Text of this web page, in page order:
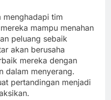
menghadapi tim
mampu menahan
peluang sebaik
akan berusaha
mereka dengan
dalam menyerang.
pertandingan menjadi